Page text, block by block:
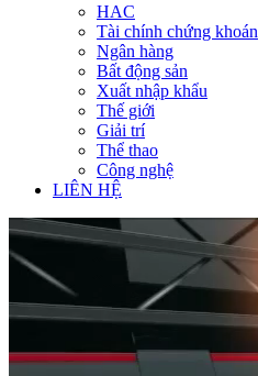
HAC
Tài chính chứng khoán
Ngân hàng
Bất động sản
Xuất nhập khẩu
Thế giới
Giải trí
Thể thao
Công nghệ
LIÊN HỆ